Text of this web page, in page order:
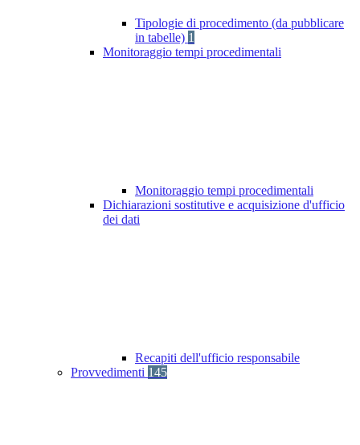
Tipologie di procedimento (da pubblicare
in tabelle) 1
Monitoraggio tempi procedimentali
Monitoraggio tempi procedimentali
Dichiarazioni sostitutive e acquisizione d'ufficio
dei dati
Recapiti dell'ufficio responsabile
Provvedimenti 145